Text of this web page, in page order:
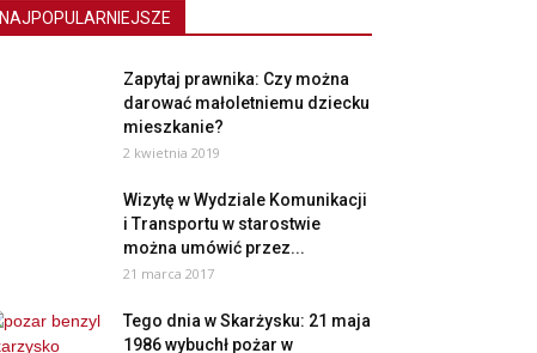
NAJPOPULARNIEJSZE
Zapytaj prawnika: Czy można
darować małoletniemu dziecku
mieszkanie?
2 kwietnia 2019
Wizytę w Wydziale Komunikacji
i Transportu w starostwie
można umówić przez...
21 marca 2017
Tego dnia w Skarżysku: 21 maja
1986 wybuchł pożar w